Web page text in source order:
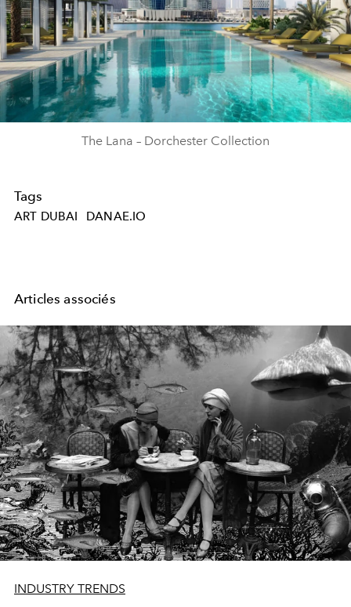
The Lana – Dorchester Collection
Tags
ART DUBAI DANAE.IO
Articles associés
INDUSTRY TRENDS